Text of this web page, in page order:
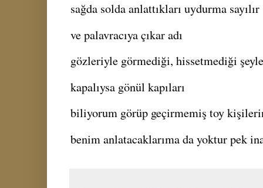
sağda solda anlattıkları uydurma sayılır
ve palavracıya çıkar adı
gözleriyle görmediği, hissetmediği
kapalıysa gönül kapıları
biliyorum görüp geçirmemiş toy
benim anlatacaklarıma da yoktur pek